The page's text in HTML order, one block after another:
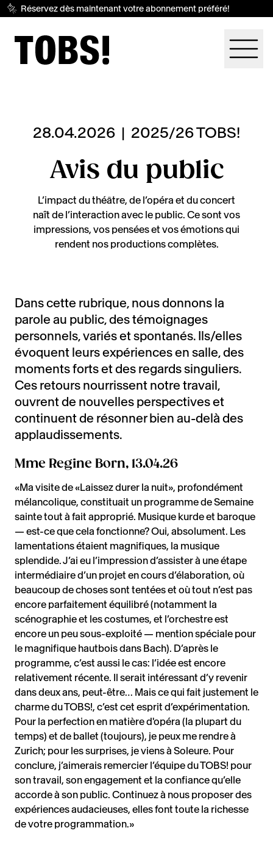
Réservez dès maintenant votre abonnement préféré!
28.04.2026 | 2025/26 TOBS!
Avis du public
L’impact du théâtre, de l’opéra et du concert
naît de l’interaction avec le public. Ce sont vos
impressions, vos pensées et vos émotions qui
rendent nos productions complètes.
Dans cette rubrique, nous donnons la
parole au public, des témoignages
personnels, variés et spontanés. Ils/elles
évoquent leurs expériences en salle, des
moments forts et des regards singuliers.
Ces retours nourrissent notre travail,
ouvrent de nouvelles perspectives et
continuent de résonner bien au-delà des
applaudissements.
Mme Regine Born, 13.04.26
«Ma visite de «Laissez durer la nuit», profondément
mélancolique, constituait un programme de Semaine
sainte tout à fait approprié. Musique kurde et baroque
— est-ce que cela fonctionne? Oui, absolument. Les
lamentations étaient magnifiques, la musique
splendide. J’ai eu l’impression d’assister à une étape
intermédiaire d’un projet en cours d’élaboration, où
beaucoup de choses sont tentées et où tout n’est pas
encore parfaitement équilibré (notamment la
scénographie et les costumes, et l’orchestre est
encore un peu sous-exploité — mention spéciale pour
le magnifique hautbois dans Bach). D’après le
programme, c’est aussi le cas: l’idée est encore
relativement récente. Il serait intéressant d’y revenir
dans deux ans, peut-être… Mais ce qui fait justement le
charme du TOBS!, c’est cet esprit d’expérimentation.
Pour la perfection en matière d'opéra (la plupart du
temps) et de ballet (toujours), je peux me rendre à
Zurich; pour les surprises, je viens à Soleure. Pour
conclure, j’aimerais remercier l’équipe du TOBS! pour
son travail, son engagement et la confiance qu’elle
accorde à son public. Continuez à nous proposer des
expériences audacieuses, elles font toute la richesse
de votre programmation.»